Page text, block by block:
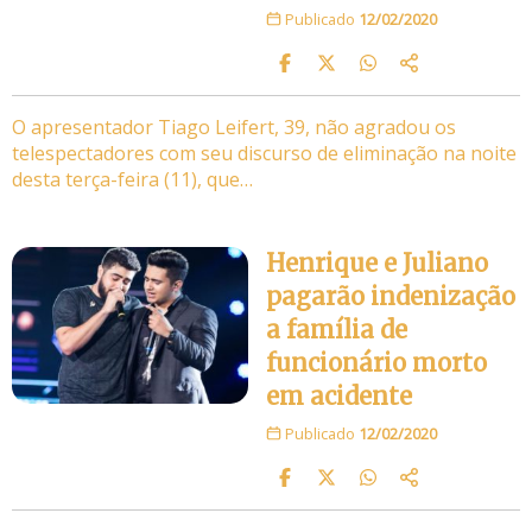
Publicado 12/02/2020
O apresentador Tiago Leifert, 39, não agradou os
telespectadores com seu discurso de eliminação na noite
desta terça-feira (11), que…
Henrique e Juliano
pagarão indenização
a família de
funcionário morto
em acidente
Publicado 12/02/2020